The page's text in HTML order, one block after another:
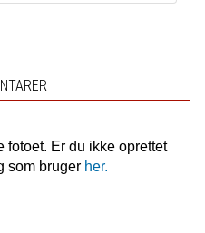
fotoet. Er du ikke oprettet
som bruger her.